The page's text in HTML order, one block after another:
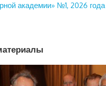
академии» №1, 2026 года